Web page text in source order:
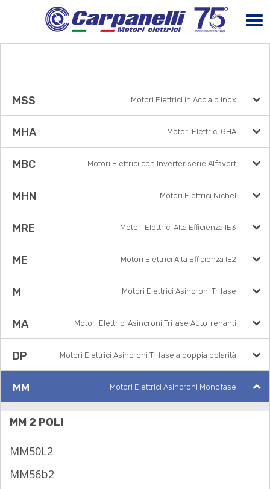
MSS Motori Elettrici in Acciaio Inox
MHA Motori Elettrici GHA
MBC Motori Elettrici con Inverter serie Alfavert
MHN Motori Elettrici Nichel
MRE Motori Elettrici Alta Efficienza IE3
ME Motori Elettrici Alta Efficienza IE2
M Motori Elettrici Asincroni Trifase
MA Motori Elettrici Asincroni Trifase Autofrenanti
DP Motori Elettrici Asincroni Trifase a doppia polarità
MM Motori Elettrici Asincroni Monofase
MM 2 POLI
MM50L2
MM56b2